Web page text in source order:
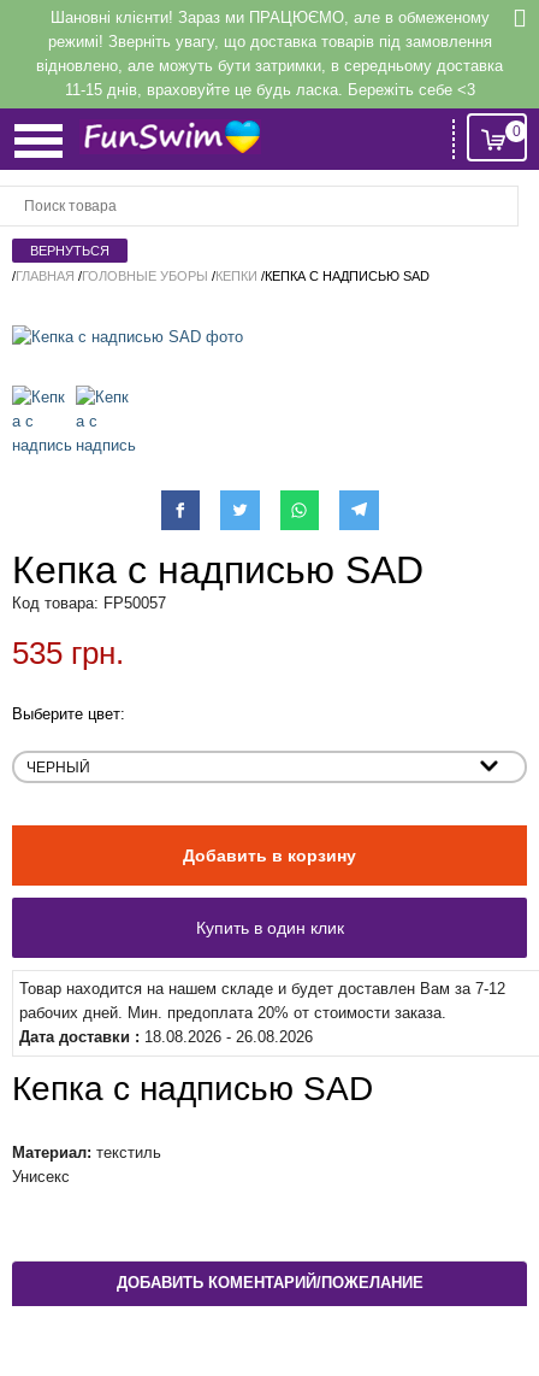
Шановні клієнти! Зараз ми ПРАЦЮЄМО, але в обмеженому
режимі! Зверніть увагу, що доставка товарів під замовлення
відновлено, але можуть бути затримки, в середньому доставка
11-15 днів, враховуйте це будь ласка. Бережіть себе <3
0
/ГЛАВНАЯ /ГОЛОВНЫЕ УБОРЫ /КЕПКИ /КЕПКА С НАДПИСЬЮ SAD
Кепка с надписью SAD
Код товара: FP50057
535 грн.
Выберите цвет:
Товар находится на нашем складе и будет доставлен Вам за 7-12
рабочих дней. Мин. предоплата 20% от стоимости заказа.
Дата доставки : 18.08.2026 - 26.08.2026
Кепка с надписью SAD
Материал: текстиль
Унисекс
ДОБАВИТЬ КОМЕНТАРИЙ/ПОЖЕЛАНИЕ
ВходилиРегистрация